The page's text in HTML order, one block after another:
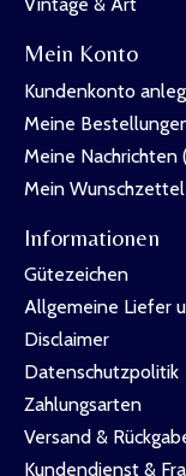
Mein Konto
Kundenkonto
Meine
Meine Nachrichten
Mein Wunschzettel
Informationen
Gütezeichen
Allgemeine Liefer
Disclaimer
Datenschutzpolitik
Zahlungsarten
Versand &
Kundendienst &